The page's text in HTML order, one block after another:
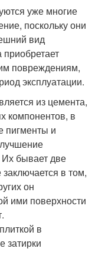
уже многие
поскольку они
вид
повреждениям,
эксплуатации.
из цемента,
компонентов, в
пигменты и
Их бывает две
в том,
он
ими поверхности